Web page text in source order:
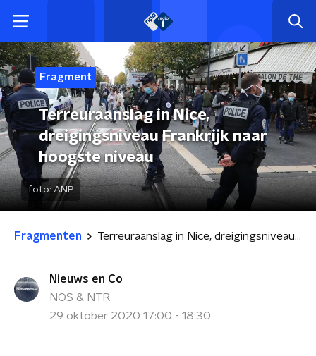
Fragment
Terreuraanslag in Nice,
dreigingsniveau Frankrijk naar
hoogste niveau
foto:ANP
Fragmenten Terreuraanslag in Nice, dreigingsniveau Frankrijk naar hoogste niveau
Nieuws en Co
NOS & NTR
29 oktober 2020 17:00 - 18:30